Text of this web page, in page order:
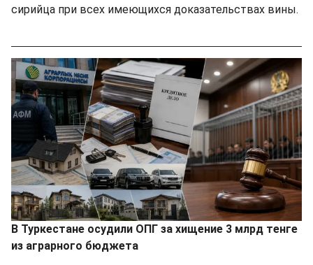
сирийца при всех имеющихся доказательствах вины.
В Туркестане осудили ОПГ за хищение 3 млрд тенге
из аграрного бюджета